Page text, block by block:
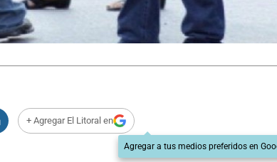
+ Agregar El Litoral en
Agregar a tus medios preferidos en